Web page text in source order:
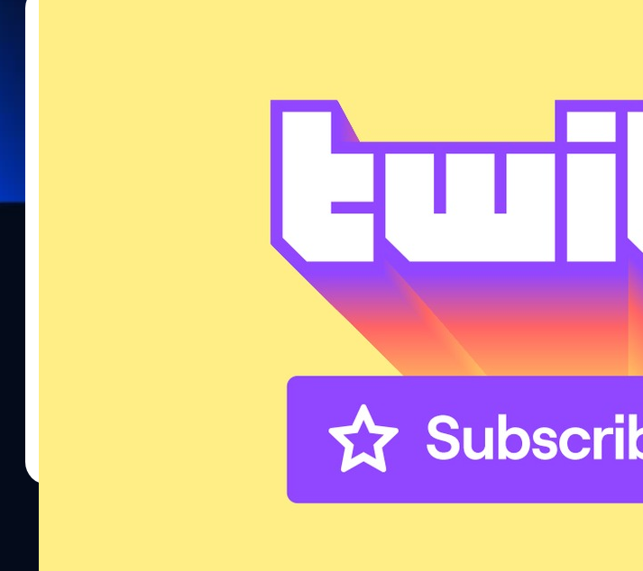
[สัมภาษณ์] Twitch ปรับราคา Subscription ให้เหมาะสมกับประเทศทั่วโลก ไทย
(Subscription) ให้มีราคาเหมาะสมกับผู้ใช้งานและคอนเทนต์ครีเอเตอร์ในแต่ละประเทศ ซึ่งจากข้อมูลบน
เว็บไซต์ Blog ของ Twitch ได้เผยว่าประเทศไทยก็อยู่ในรายการประเทศที่จะถูกปรับราคาเช่นกัน และเป็น
ประเทศที่มีราคาสมาชิก Tier 1 ถูกลดเยอะที่สุดในภูมิภาคฯอีกด้วย โดยถูกลดไป 57% จาก 160 บาท เหลือ 69
บาท และเนื่องจากประเทศไทยก็ได้เข้าร่วมรายการนี้เช่นกัน ทางเราก็ได้รับโอกาสถูกรับเชิญจากทีมงาน
Twitch เพื่อสัมภาษณ์กับคุณไมก์ มินตัน (Mike Minton) รองประธานฝ่ายสร้างรายได้จาก Twitch เกี่ยวกับ